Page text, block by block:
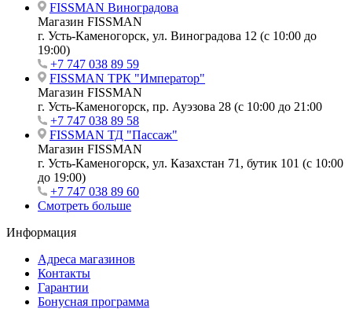
FISSMAN Виноградова
Магазин FISSMAN
г. Усть-Каменогорск, ул. Виноградова 12 (с 10:00 до
19:00)
+7 747 038 89 59
FISSMAN ТРК "Император"
Магазин FISSMAN
г. Усть-Каменогорск, пр. Ауэзова 28 (с 10:00 до 21:00
+7 747 038 89 58
FISSMAN ТД "Пассаж"
Магазин FISSMAN
г. Усть-Каменогорск, ул. Казахстан 71, бутик 101 (с 10:00
до 19:00)
+7 747 038 89 60
Смотреть больше
Информация
Адреса магазинов
Контакты
Гарантии
Бонусная программа